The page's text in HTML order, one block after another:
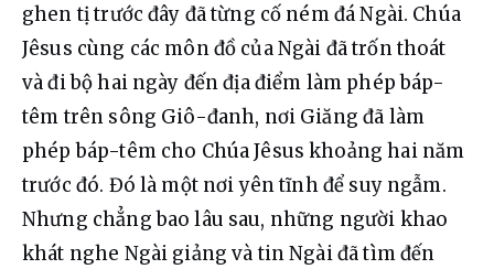
ghen tị trước đây đã từng cố ném đá Ngài. Chúa
Jêsus cùng các môn đồ của Ngài đã trốn thoát
và đi bộ hai ngày đến địa điểm làm phép báp-
têm trên sông Giô-đanh, nơi Giăng đã làm
phép báp-têm cho Chúa Jêsus khoảng hai năm
trước đó. Đó là một nơi yên tĩnh để suy ngẫm.
Nhưng chẳng bao lâu sau, những người khao
khát nghe Ngài giảng và tin Ngài đã tìm đến